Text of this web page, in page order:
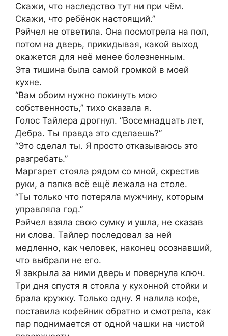
Скажи, что наследство тут ни при чём.
Скажи, что ребёнок настоящий.”
Рэйчел не ответила. Она посмотрела на пол,
потом на дверь, прикидывая, какой выход
окажется для неё менее болезненным.
Эта тишина была самой громкой в моей
кухне.
“Вам обоим нужно покинуть мою
собственность,” тихо сказала я.
Голос Тайлера дрогнул. “Восемнадцать лет,
Дебра. Ты правда это сделаешь?”
“Это сделал ты. Я просто отказываюсь это
разгребать.”
Маргарет стояла рядом со мной, скрестив
руки, а папка всё ещё лежала на столе.
“Ты только что потеряла мужчину, которым
управляла год.”
Рэйчел взяла свою сумку и ушла, не сказав
ни слова. Тайлер последовал за ней
медленно, как человек, наконец осознавший,
что выбрали не его.
Я закрыла за ними дверь и повернула ключ.
Три дня спустя я стояла у кухонной стойки и
брала кружку. Только одну. Я налила кофе,
поставила кофейник обратно и смотрела, как
пар поднимается от одной чашки на чистой